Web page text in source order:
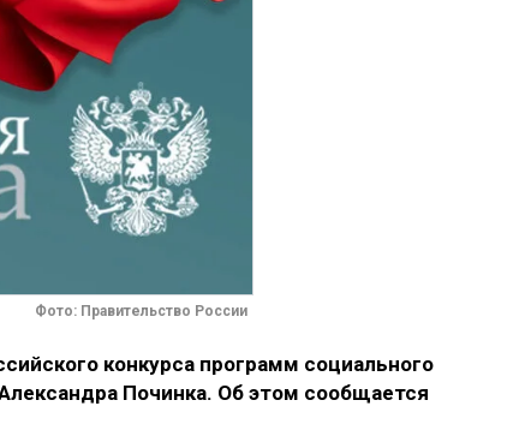
Фото: Правительство России
конкурса программ социального
Починка. Об этом сообщается